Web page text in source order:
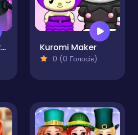
Superhero Violet Fashion Shoot Kuromi Maker
0 (0 Голосів)